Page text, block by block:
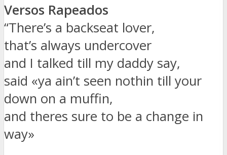
Versos Rapeados
“There’s a backseat lover,
that’s always undercover
and I talked till my daddy say,
said «ya ain’t seen nothin till your
down on a muffin,
and theres sure to be a change in
way»